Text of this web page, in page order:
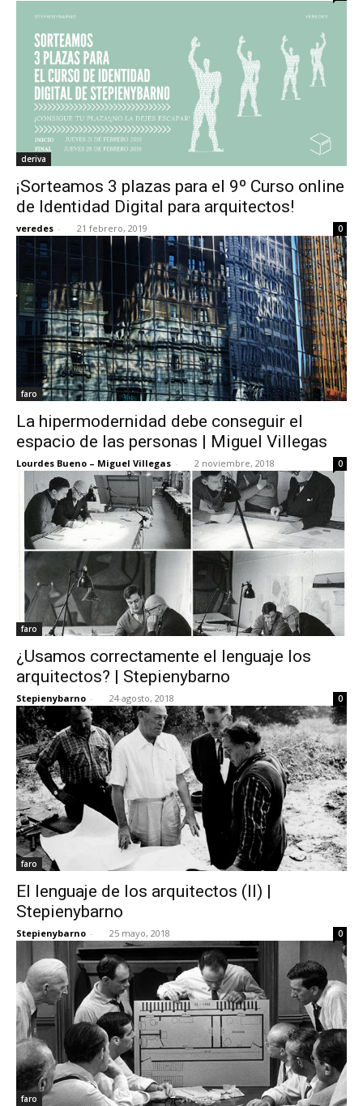
deriva
¡Sorteamos 3 plazas para el 9º Curso online
de Identidad Digital para arquitectos!
veredes - 21 febrero, 2019 0
faro
La hipermodernidad debe conseguir el
espacio de las personas | Miguel Villegas
Lourdes Bueno – Miguel Villegas - 2 noviembre, 2018 0
faro
¿Usamos correctamente el lenguaje los
arquitectos? | Stepienybarno
Stepienybarno - 24 agosto, 2018 0
faro
El lenguaje de los arquitectos (II) |
Stepienybarno
Stepienybarno - 25 mayo, 2018 0
faro